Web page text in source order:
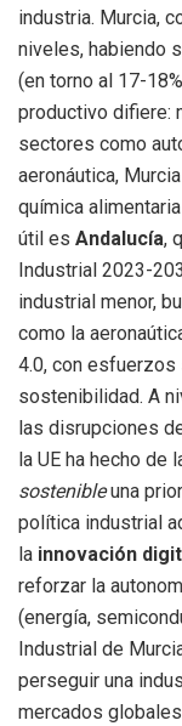
industria. Murcia,
niveles, habiendo
(en torno al 17-
productivo difiere:
sectores como
aeronáutica,
química
útil es Andalucía,
Industrial 2023-
industrial menor,
como la
4.0, con
sostenibilidad. A
las disrupciones
la UE ha hecho de
sostenibleuna
política industrial
la innovación
reforzar la
(energía,
Industrial de
perseguir una
mercados